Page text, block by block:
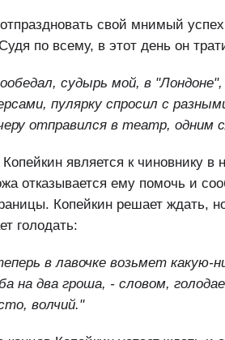
свой мнимый
по всему, в этот день он
судырь мой, в
пулярку спросил с
отправился в театр, одним
Копейкин является к чиновнику
отказывается ему помочь и
Копейкин решает ждать,
голодать:
в лавочке возьмет какую-
на два гроша, - словом,
волчий."